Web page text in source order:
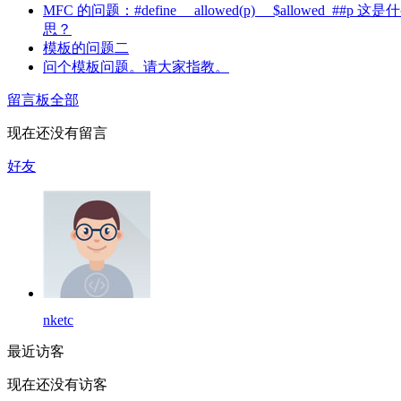
MFC 的问题：#define __allowed(p) __$allowed_##p 这是
思？
模板的问题二
问个模板问题。请大家指教。
留言板全部
现在还没有留言
好友
nketc
最近访客
现在还没有访客